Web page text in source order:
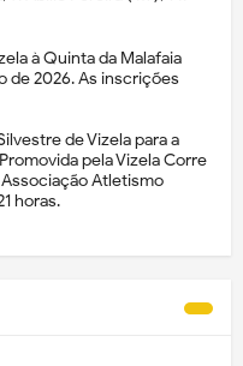
à Quinta da Malafaia
de 2026. As inscrições
de Vizela para a
pela Vizela Corre
Associação Atletismo
horas.